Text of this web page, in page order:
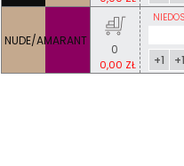
NUDE/AMARANT
0
0,00 ZŁ +1